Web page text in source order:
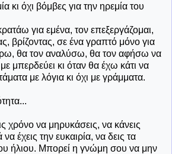
κι όχι βόμβες για την ηρεμία του
για εμένα, τον επεξεργάζομαι,
βρίζοντας, σε ένα γραπτό μόνο για
θα τον αναλύσω, θα τον αφήσω να
με μπερδεύει κι όταν θα έχω κάτι να
με λόγια κι όχι με γράμματα.
χρόνο να μηρυκάσεις, να κάνεις
να έχεις την ευκαιρία, να δεις τα
ήλιου. Μπορεί η γνώμη σου να μην